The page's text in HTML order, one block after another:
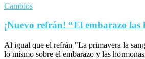
Cambios
¡Nuevo refrán! “El embarazo las
Al igual que el refrán "La primavera la
lo mismo sobre el embarazo y las